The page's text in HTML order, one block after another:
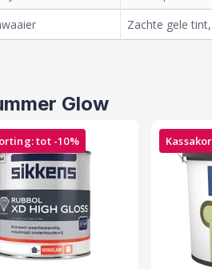
Zachte gele
Glow
tot -10%